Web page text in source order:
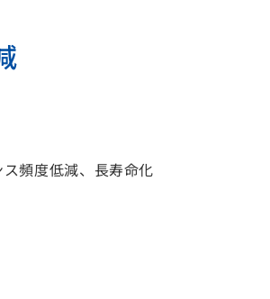
頻度低減、長寿命化